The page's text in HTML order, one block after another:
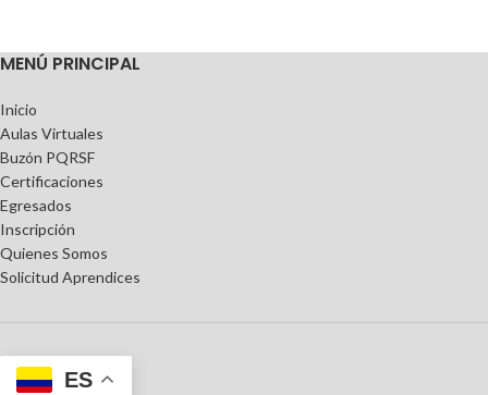
MENÚ PRINCIPAL
Inicio
Aulas Virtuales
Buzón PQRSF
Certificaciones
Egresados
Inscripción
Quienes Somos
Solicitud Aprendices
ES